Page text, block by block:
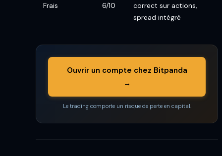
Frais 6/10
correct sur actions,
spread intégré
Ouvrir un compte chez Bitpanda
→
Le trading comporte un risque de perte en capital.